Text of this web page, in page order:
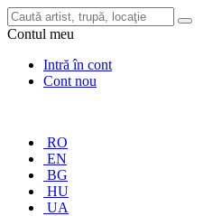
Contul meu
Intră în cont
Cont nou
RO
EN
BG
HU
UA